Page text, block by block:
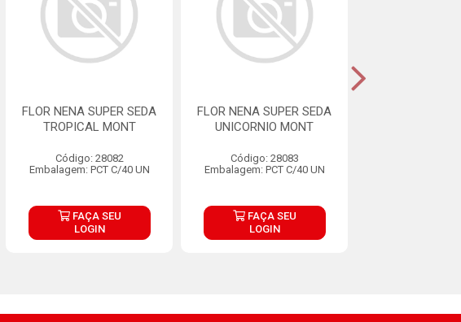
FLOR NENA SUPER SEDA
TROPICAL MONT
Código: 28082
Embalagem: PCT C/40 UN
FAÇA SEU
LOGIN
FLOR NENA SUPER SEDA
UNICORNIO MONT
Código: 28083
Embalagem: PCT C/40 UN
FAÇA SEU
LOGIN